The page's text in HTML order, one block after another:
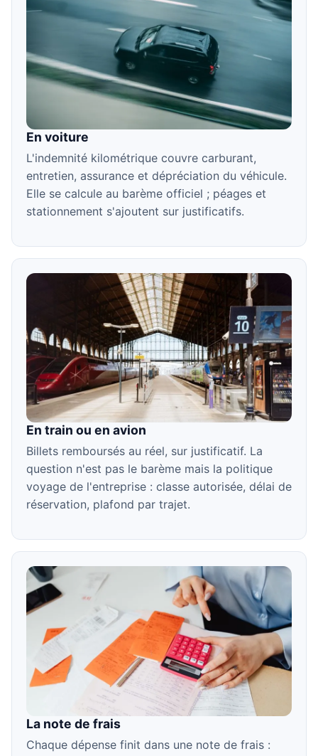
En voiture
L'indemnité kilométrique couvre carburant,
entretien, assurance et dépréciation du véhicule.
Elle se calcule au barème officiel ; péages et
stationnement s'ajoutent sur justificatifs.
En train ou en avion
Billets remboursés au réel, sur justificatif. La
question n'est pas le barème mais la politique
voyage de l'entreprise : classe autorisée, délai de
réservation, plafond par trajet.
La note de frais
Chaque dépense finit dans une note de frais :